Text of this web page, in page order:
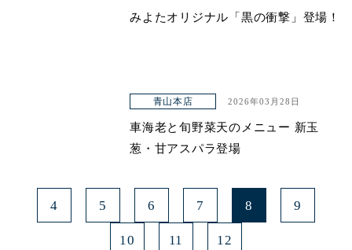
みよたオリジナル「黒の衝撃」登場！
青山本店 2026年03月28日
車海老と旬野菜天のメニュー 新玉
葱・甘アスパラ登場
4 5 6 7 8 9
10 11 12